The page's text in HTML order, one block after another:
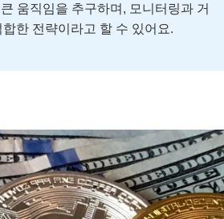
움직임을 추구하며, 모니터링과 거
한 전략이라고 할 수 있어요.